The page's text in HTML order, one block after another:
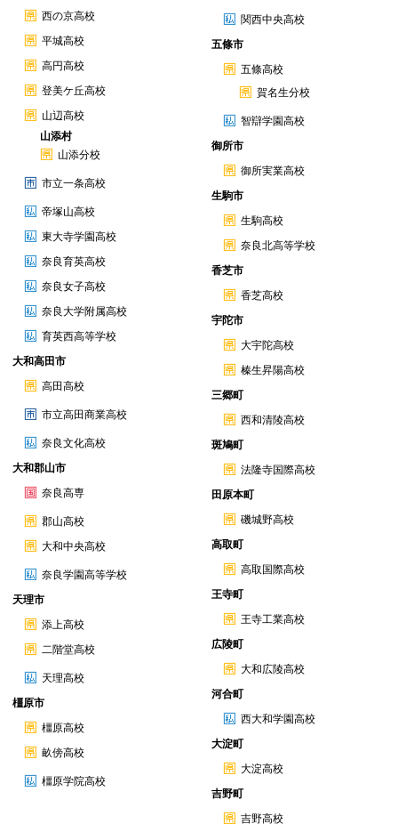
西の京高校
平城高校
高円高校
登美ケ丘高校
山辺高校
山添村
山添分校
市立一条高校
帝塚山高校
東大寺学園高校
奈良育英高校
奈良女子高校
奈良大学附属高校
育英西高等学校
大和高田市
高田高校
市立高田商業高校
奈良文化高校
大和郡山市
奈良高専
郡山高校
大和中央高校
奈良学園高等学校
天理市
添上高校
二階堂高校
天理高校
橿原市
橿原高校
畝傍高校
橿原学院高校
関西中央高校
五條市
五條高校
賀名生分校
智辯学園高校
御所市
御所実業高校
生駒市
生駒高校
奈良北高等学校
香芝市
香芝高校
宇陀市
大宇陀高校
榛生昇陽高校
三郷町
西和清陵高校
斑鳩町
法隆寺国際高校
田原本町
磯城野高校
高取町
高取国際高校
王寺町
王寺工業高校
広陵町
大和広陵高校
河合町
西大和学園高校
大淀町
大淀高校
吉野町
吉野高校